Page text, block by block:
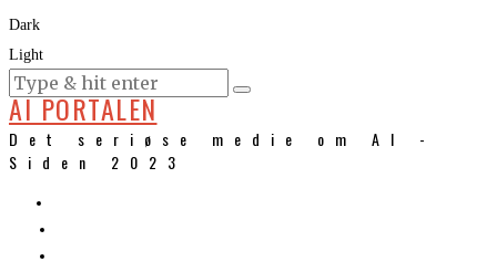
Dark
Light
KURSER
AI PORTALEN
Det seriøse medie om AI -
Siden 2023